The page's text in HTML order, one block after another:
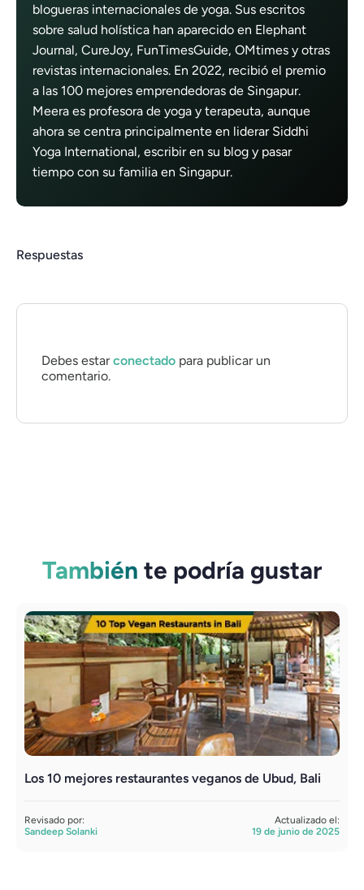
blogueras internacionales de yoga. Sus escritos
sobre salud holística han aparecido en Elephant
Journal, CureJoy, FunTimesGuide, OMtimes y otras
revistas internacionales. En 2022, recibió el premio
a las 100 mejores emprendedoras de Singapur.
Meera es profesora de yoga y terapeuta, aunque
ahora se centra principalmente en liderar Siddhi
Yoga International, escribir en su blog y pasar
tiempo con su familia en Singapur.
Respuestas
Debes estarconectado para publicar un
comentario.
También te podría gustar
Los 10 mejores restaurantes veganos de Ubud, Bali
Revisado por:
Sandeep Solanki
Actualizado el:
19 de junio de 2025